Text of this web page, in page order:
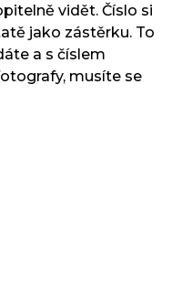
vidět. Číslo si
jako zástěrku. To
a s číslem
musíte se